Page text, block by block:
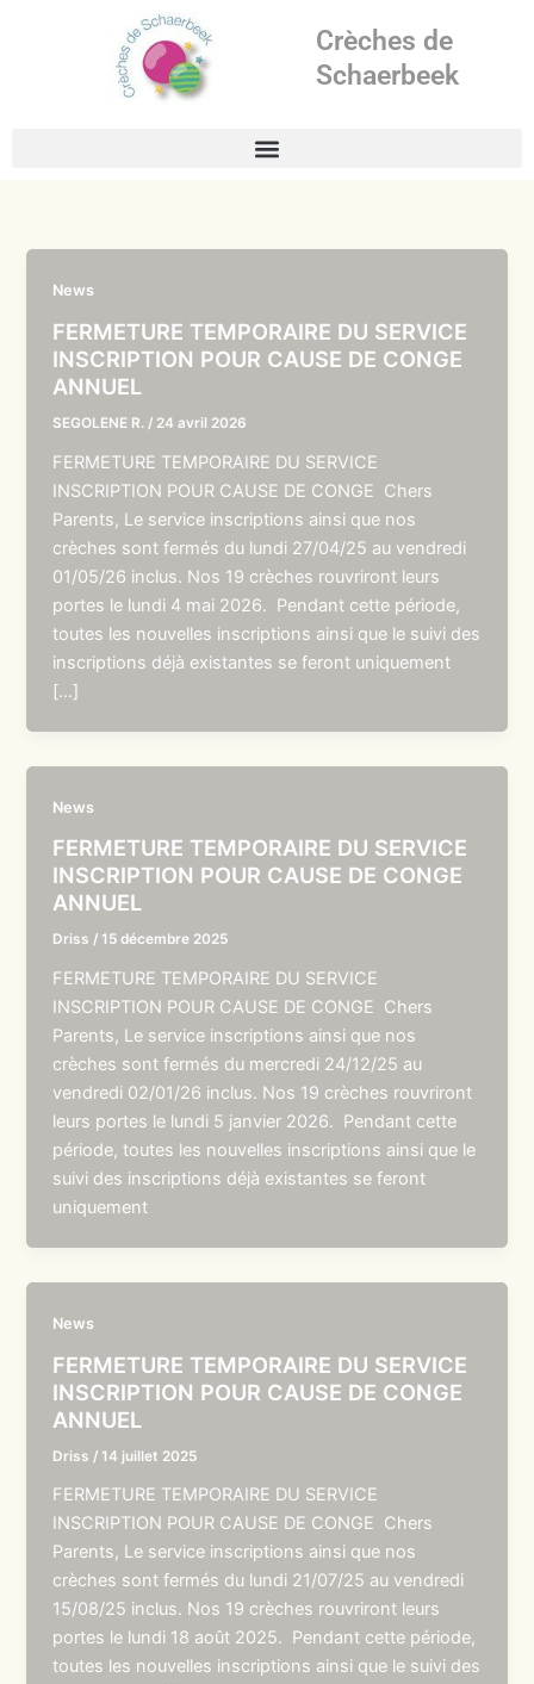
Crèches de
Schaerbeek
News
FERMETURE TEMPORAIRE DU SERVICE
INSCRIPTION POUR CAUSE DE CONGE
ANNUEL
SEGOLENE R. / 24 avril 2026
FERMETURE TEMPORAIRE DU SERVICE
INSCRIPTION POUR CAUSE DE CONGE Chers
Parents, Le service inscriptions ainsi que nos
crèches sont fermés du lundi 27/04/25 au vendredi
01/05/26 inclus. Nos 19 crèches rouvriront leurs
portes le lundi 4 mai 2026. Pendant cette période,
toutes les nouvelles inscriptions ainsi que le suivi des
inscriptions déjà existantes se feront uniquement
[…]
News
FERMETURE TEMPORAIRE DU SERVICE
INSCRIPTION POUR CAUSE DE CONGE
ANNUEL
Driss /15 décembre 2025
FERMETURE TEMPORAIRE DU SERVICE
INSCRIPTION POUR CAUSE DE CONGE Chers
Parents, Le service inscriptions ainsi que nos
crèches sont fermés du mercredi 24/12/25 au
vendredi 02/01/26 inclus. Nos 19 crèches rouvriront
leurs portes le lundi 5 janvier 2026. Pendant cette
période, toutes les nouvelles inscriptions ainsi que le
suivi des inscriptions déjà existantes se feront
uniquement
News
FERMETURE TEMPORAIRE DU SERVICE
INSCRIPTION POUR CAUSE DE CONGE
ANNUEL
Driss /14 juillet 2025
FERMETURE TEMPORAIRE DU SERVICE
INSCRIPTION POUR CAUSE DE CONGE Chers
Parents, Le service inscriptions ainsi que nos
crèches sont fermés du lundi 21/07/25 au vendredi
15/08/25 inclus. Nos 19 crèches rouvriront leurs
portes le lundi 18 août 2025. Pendant cette période,
toutes les nouvelles inscriptions ainsi que le suivi des